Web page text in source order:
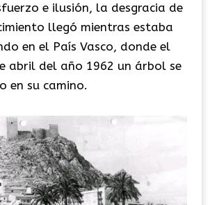
e ilusión, la desgracia de
llegó mientras estaba
en el País Vasco, donde el
abril del año 1962 un árbol se
en su camino.